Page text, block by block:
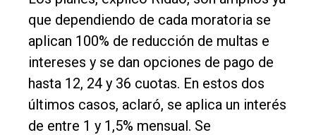
que dependiendo de cada moratoria se
aplican 100% de reducción de multas e
intereses y se dan opciones de pago de
hasta 12, 24 y 36 cuotas. En estos dos
últimos casos, aclaró, se aplica un interés
de entre 1 y 1,5% mensual. Se